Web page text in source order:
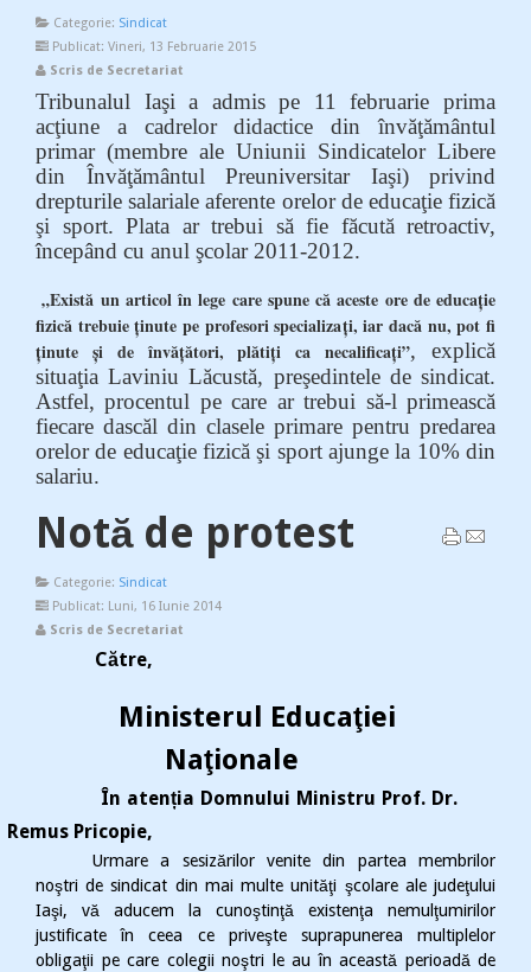
Categorie: Sindicat
Publicat: Vineri, 13 Februarie 2015
Scris de Secretariat
Tribunalul Iaşi a admis pe 11 februarie prima
acţiune a cadrelor didactice din învăţământul
primar (membre ale Uniunii Sindicatelor Libere
din Învăţământul Preuniversitar Iaşi) privind
drepturile salariale aferente orelor de educaţie fizică
şi sport. Plata ar trebui să fie făcută retroactiv,
începând cu anul şcolar 2011-2012.
„Există un articol în lege care spune că aceste ore de educaţie
fizică trebuie ţinute pe profesori specializaţi, iar dacă nu, pot fi
ţinute şi de învăţători, plătiţi ca necalificaţi”, explică
situaţia Laviniu Lăcustă, preşedintele de sindicat.
Astfel, procentul pe care ar trebui să-l primească
fiecare dascăl din clasele primare pentru predarea
orelor de educaţie fizică şi sport ajunge la 10% din
salariu.
Notă de protest
Categorie: Sindicat
Publicat: Luni, 16 Iunie 2014
Scris de Secretariat
Către,
Ministerul Educaţiei
Naţionale
În atenția Domnului Ministru Prof. Dr.
Remus Pricopie,
Urmare a sesizărilor venite din partea membrilor
noştri de sindicat din mai multe unităţi şcolare ale judeţului
Iaşi, vă aducem la cunoştinţă existenţa nemulţumirilor
justificate în ceea ce priveşte suprapunerea multiplelor
obligaţii pe care colegii noştri le au în această perioadă de